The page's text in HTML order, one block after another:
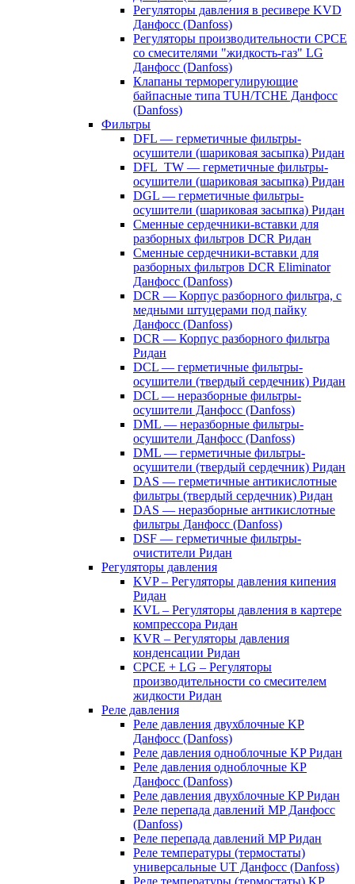
Регуляторы давления в ресивере KVD
Данфосс (Danfoss)
Регуляторы производительности CPCE
со смесителями "жидкость-газ" LG
Данфосс (Danfoss)
Клапаны терморегулирующие
байпасные типа TUH/TCHE Данфосс
(Danfoss)
Фильтры
DFL — герметичные фильтры-
осушители (шариковая засыпка) Ридан
DFL_TW — герметичные фильтры-
осушители (шариковая засыпка) Ридан
DGL — герметичные фильтры-
осушители (шариковая засыпка) Ридан
Сменные сердечники-вставки для
разборных фильтров DCR Ридан
Сменные сердечники-вставки для
разборных фильтров DCR Eliminator
Данфосс (Danfoss)
DCR — Корпус разборного фильтра, с
медными штуцерами под пайку
Данфосс (Danfoss)
DCR — Корпус разборного фильтра
Ридан
DCL — герметичные фильтры-
осушители (твердый сердечник) Ридан
DCL — неразборные фильтры-
осушители Данфосс (Danfoss)
DML — неразборные фильтры-
осушители Данфосс (Danfoss)
DML — герметичные фильтры-
осушители (твердый сердечник) Ридан
DAS — герметичные антикислотные
фильтры (твердый сердечник) Ридан
DAS — неразборные антикислотные
фильтры Данфосс (Danfoss)
DSF — герметичные фильтры-
очистители Ридан
Регуляторы давления
KVP – Регуляторы давления кипения
Ридан
KVL – Регуляторы давления в картере
компрессора Ридан
KVR – Регуляторы давления
конденсации Ридан
CPCE + LG – Регуляторы
производительности со смесителем
жидкости Ридан
Реле давления
Реле давления двухблочные KP
Данфосс (Danfoss)
Реле давления одноблочные KP Ридан
Реле давления одноблочные KP
Данфосс (Danfoss)
Реле давления двухблочные KP Ридан
Реле перепада давлений MP Данфосс
(Danfoss)
Реле перепада давлений MP Ридан
Реле температуры (термостаты)
универсальные UT Данфосс (Danfoss)
Реле температуры (термостаты) KP